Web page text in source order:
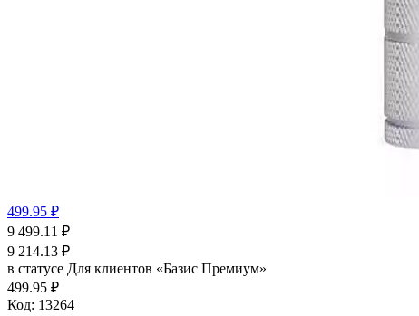
499.95 ₽
9 499.11 ₽
9 214.13 ₽
в статусе Для клиентов «Базис Премиум»
499.95 ₽
Код: 13264